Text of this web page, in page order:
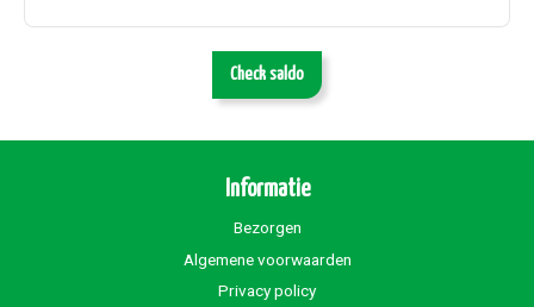
Check saldo
Informatie
Bezorgen
Algemene voorwaarden
Privacy policy